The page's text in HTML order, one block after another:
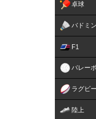
卓球
バドミ
F1
バレー
ラグビー
陸上